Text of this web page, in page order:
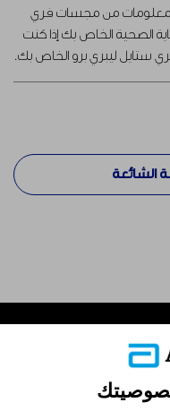
من مجسات فري
الصحية الخاص بك إذا كنت
ليبري برو الخاص بك.